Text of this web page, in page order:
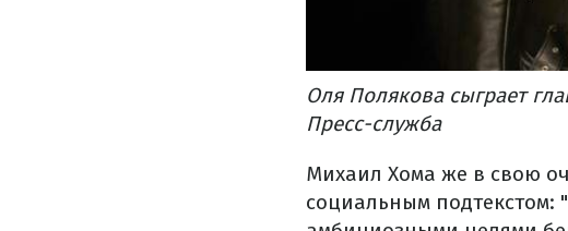
Оля Полякова сыграет
Пресс-служба
Михаил Хома же в свою
социальным подтекстом: